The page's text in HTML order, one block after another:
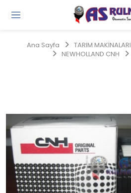
Ana Sayfa TARIM MAKİNALARI
NEWHOLLAND CNH